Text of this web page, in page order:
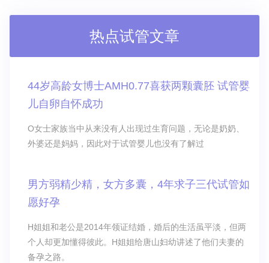
热点试管文章
44岁高龄女博士AMH0.77喜获两颗囊胚 试管婴
儿自卵自怀成功
O女士家族当中从来没有人出现过生育问题，无论是奶奶、
外婆还是妈妈，因此对于试管婴儿也没有了解过
男方弱精少精，女方多囊，4年求子三代试管如
愿好孕
H姐姐和老公是2014年领证结婚，婚后的生活虽平淡，但两
个人却更加懂得彼此。H姐姐给唐山妇幼讲述了他们夫妻的
备孕之路。